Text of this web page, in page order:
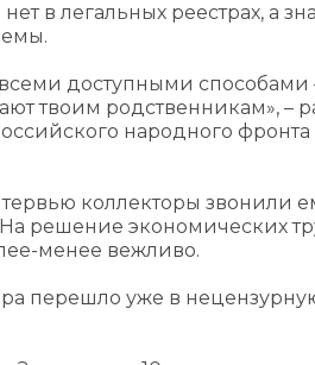
в легальных реестрах, а
доступными
твоим родственникам», –
народного
коллекторы звонили
решение экономических
менее вежливо.
перешло уже в